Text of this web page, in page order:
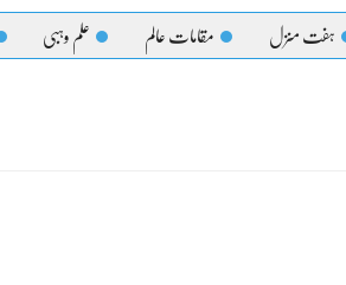
ہفت منزل مقامات عالم علم وہبی